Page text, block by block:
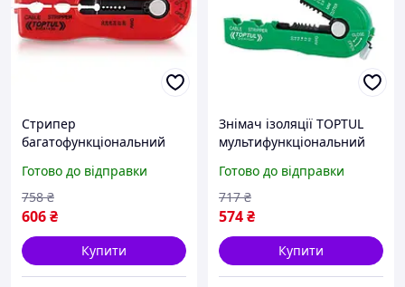
Стрипер
багатофункціональний
DIDA1430
Готово до відправки
606₴
758 ₴
Купити
Знімач ізоляції TOPTUL
мультифункціональний
Готово до відправки
574₴
717 ₴
Купити